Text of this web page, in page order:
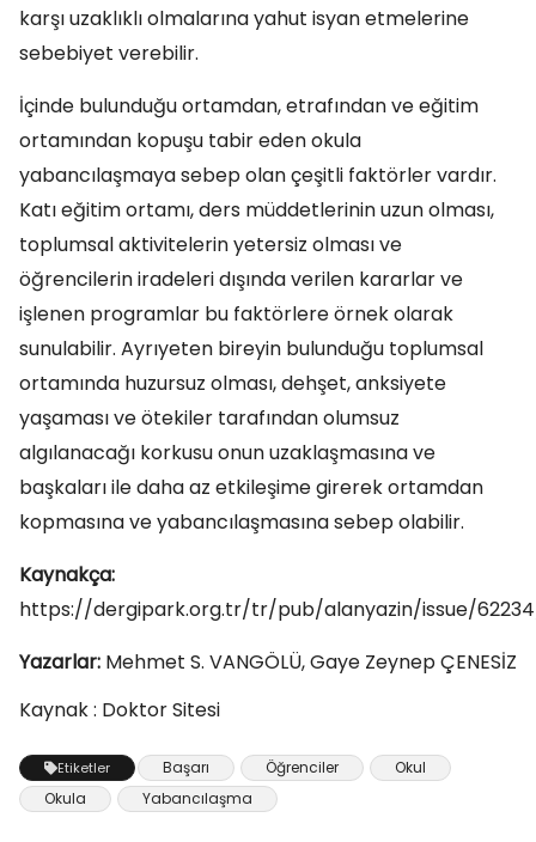
karşı uzaklıklı olmalarına yahut isyan etmelerine
sebebiyet verebilir.
İçinde bulunduğu ortamdan, etrafından ve eğitim
ortamından kopuşu tabir eden okula
yabancılaşmaya sebep olan çeşitli faktörler vardır.
Katı eğitim ortamı, ders müddetlerinin uzun olması,
toplumsal aktivitelerin yetersiz olması ve
öğrencilerin iradeleri dışında verilen kararlar ve
işlenen programlar bu faktörlere örnek olarak
sunulabilir. Ayrıyeten bireyin bulunduğu toplumsal
ortamında huzursuz olması, dehşet, anksiyete
yaşaması ve ötekiler tarafından olumsuz
algılanacağı korkusu onun uzaklaşmasına ve
başkaları ile daha az etkileşime girerek ortamdan
kopmasına ve yabancılaşmasına sebep olabilir.
Kaynakça:
https://dergipark.org.tr/tr/pub/alanyazin/issue/62234/
Yazarlar: Mehmet S. VANGÖLÜ, Gaye Zeynep ÇENESİZ
Kaynak : Doktor Sitesi
Etiketler Başarı Öğrenciler
Okul
Okula
Yabancılaşma